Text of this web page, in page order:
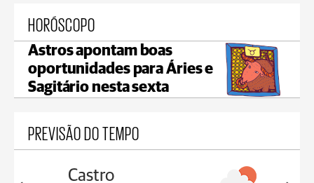
HORÓSCOPO
Astros apontam boas
oportunidades para Áries e
Sagitário nesta sexta
PREVISÃO DO TEMPO